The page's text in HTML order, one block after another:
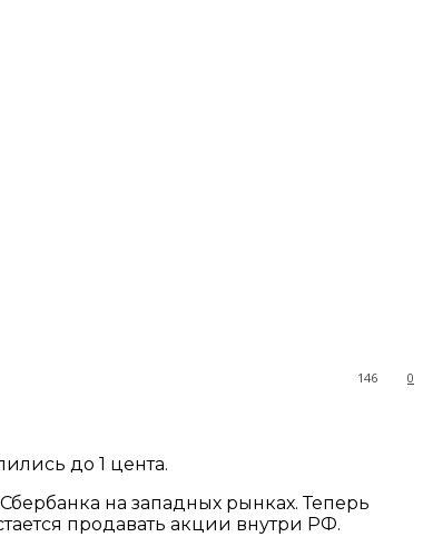
0
146
до 1 цента.
на западных рынках. Теперь
продавать акции внутри РФ.